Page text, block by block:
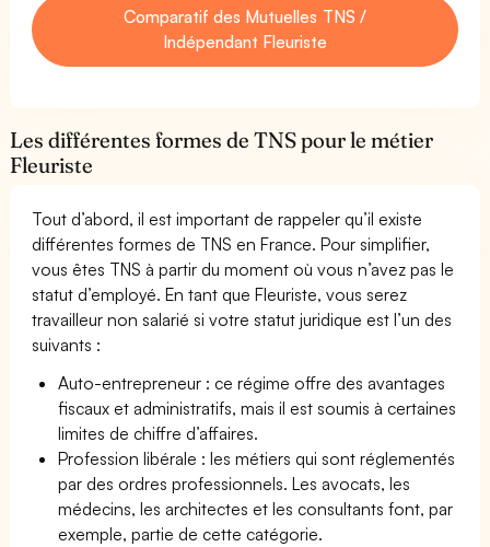
Comparatif des Mutuelles TNS /
Indépendant Fleuriste
Les différentes formes de TNS pour le métier
Fleuriste
Tout d’abord, il est important de rappeler qu’il existe
différentes formes de TNS en France. Pour simplifier,
vous êtes TNS à partir du moment où vous n’avez pas le
statut d’employé. En tant que Fleuriste, vous serez
travailleur non salarié si votre statut juridique est l’un des
suivants :
Auto-entrepreneur : ce régime offre des avantages
fiscaux et administratifs, mais il est soumis à certaines
limites de chiffre d’affaires.
Profession libérale : les métiers qui sont réglementés
par des ordres professionnels. Les avocats, les
médecins, les architectes et les consultants font, par
exemple, partie de cette catégorie.